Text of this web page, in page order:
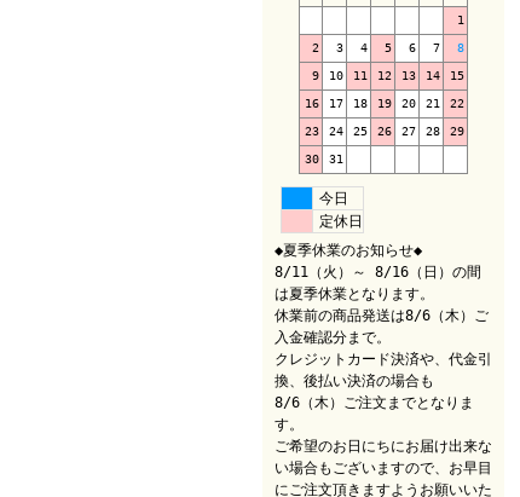
1
2 3 4 5 6 7 8
9 10 11 12 13 14 15
16 17 18 19 20 21 22
23 24 25 26 27 28 29
30 31
今日
定休日
◆夏季休業のお知らせ◆
8/11（火）～ 8/16（日）の間
は夏季休業となります。
休業前の商品発送は8/6（木）ご
入金確認分まで。
クレジットカード決済や、代金引
換、後払い決済の場合も
8/6（木）ご注文までとなりま
す。
ご希望のお日にちにお届け出来な
い場合もございますので、お早目
にご注文頂きますようお願いいた